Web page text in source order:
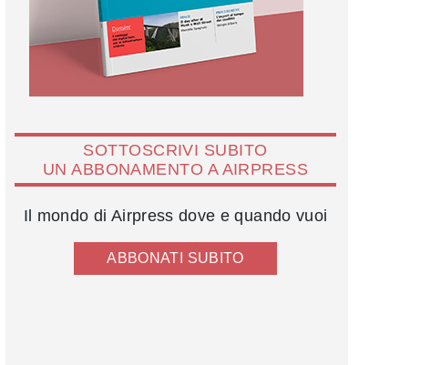
SOTTOSCRIVI SUBITO
UN ABBONAMENTO A AIRPRESS
Il mondo di Airpress dove e quando vuoi
ABBONATI SUBITO